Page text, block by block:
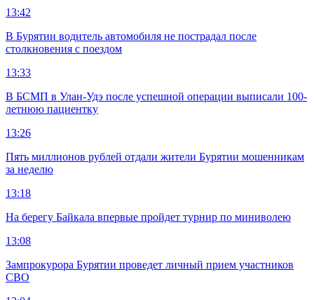
13:42
В Бурятии водитель автомобиля не пострадал после
столкновения с поездом
13:33
В БСМП в Улан-Удэ после успешной операции выписали 100-
летнюю пациентку
13:26
Пять миллионов рублей отдали жители Бурятии мошенникам
за неделю
13:18
На берегу Байкала впервые пройдет турнир по миниволею
13:08
Зампрокурора Бурятии проведет личный прием участников
СВО